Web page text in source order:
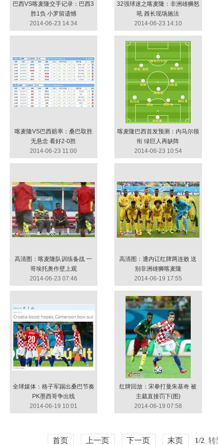
巴西VS喀麦隆交手记录：巴西3
胜1负 小罗留遗憾
2014-06-23 14:34
32强球迷之喀麦隆：非洲雄狮怒
吼 酋长现场施法
2014-06-23 14:10
喀麦隆VS巴西赔率：桑巴取胜
无悬念 看好2-0胜
2014-06-23 11:00
喀麦隆巴西首发预测：内马尔领
衔 绿巨人再缺阵
2014-06-23 10:54
高清图：喀麦隆队训练备战 一
哥埃托奥作壁上观
2014-06-23 07:46
高清图：遭内讧红牌两连败 送
别非洲雄狮喀麦隆
2014-06-19 17:55
全球媒体：格子军踢出桑巴节奏
PK墨西哥争出线
2014-06-19 10:01
红牌回放：宋拳打曼朱基奇 被
主裁直接罚下(图)
2014-06-19 07:58
首页 上一页 下一页 末页 1/2